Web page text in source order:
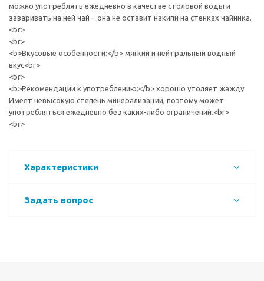
можно употреблять ежедневно в качестве столовой воды и
заваривать на ней чай – она не оставит накипи на стенках чайника.
<br>
<br>
<b>Вкусовые особенности:</b> мягкий и нейтральный водный
вкус<br>
<br>
<b>Рекомендации к употреблению:</b> хорошо утоляет жажду.
Имеет невысокую степень минерализации, поэтому может
употребляться ежедневно без каких-либо ограничений.<br>
<br>
Характеристики
Задать вопрос